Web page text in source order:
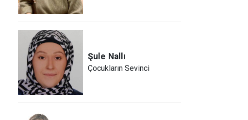
Şule Nallı
Çocukların Sevinci